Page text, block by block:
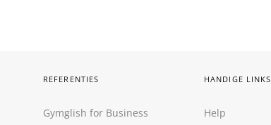
REFERENTIES
Gymglish for Business
HANDIGE LINKS
Help